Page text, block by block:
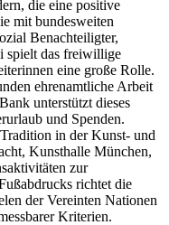
die eine positive
mit bundesweiten
Benachteiligter,
spielt das freiwillige
eine große Rolle.
ehrenamtliche Arbeit
unterstützt dieses
und Spenden.
in der Kunst- und
Kunsthalle München,
zur
richtet die
der Vereinten Nationen
Kriterien.